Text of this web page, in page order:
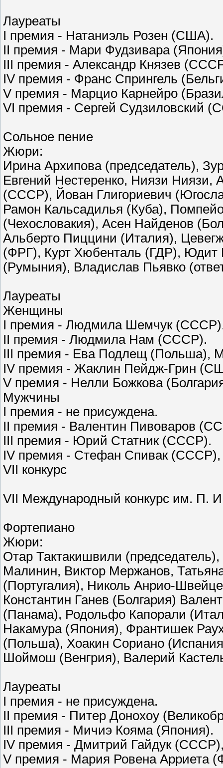
Лауреаты
I премия - Натаниэль Розен (США).
II премия - Мари Фудзивара
III премия - Александр Князев
IV премия - Франс Спрингель
V премия - Марцио Карнейро
VI премия - Сергей Судзиловский
Сольное пение
Жюри:
Ирина Архипова (председатель),
Евгений Нестеренко, Ниязи Ниязи,
(СССР), Йован Глигориевич
Рамон Кальсадилья (Куба),
(Чехословакия), Асен Найденов
Альберто Пиццини (Италия),
(ФРГ), Курт Хюбенталь (ГДР), Юдит
(Румыния), Владислав Пьявко
Лауреаты
Женщины
I премия - Людмила Шемчук
II премия - Людмила Нам (СССР).
III премия - Ева Подлещ (Польша),
IV премия - Жаклин Пейдж-Грин
V премия - Нелли Божкова
Мужчины
I премия - не присуждена.
II премия - Валентин Пивоваров
III премия - Юрий Статник (СССР).
IV премия - Стефан Спивак
VII конкурс
VII Международный конкурс им. П.
Фортепиано
Жюри:
Отар Тактакишвили
Малинин, Виктор Мержанов,
(Португалия), Николь Анрио-
Константин Ганев (Болгария)
(Панама), Родольфо Капорали
Накамура (Япония), Франтишек
(Польша), Хоакин Сориано
Шоймош (Венгрия), Валерий
Лауреаты
I премия - не присуждена.
II премия - Питер Донохоу
III премия - Мичиэ Кояма (Япония).
IV премия - Дмитрий Гайдук
V премия - Мария Ровена Арриета